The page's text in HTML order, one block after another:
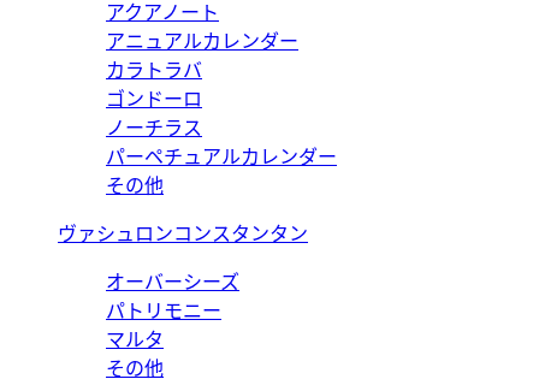
アクアノート
アニュアルカレンダー
カラトラバ
ゴンドーロ
ノーチラス
パーペチュアルカレンダー
その他
ヴァシュロンコンスタンタン
オーバーシーズ
パトリモニー
マルタ
その他